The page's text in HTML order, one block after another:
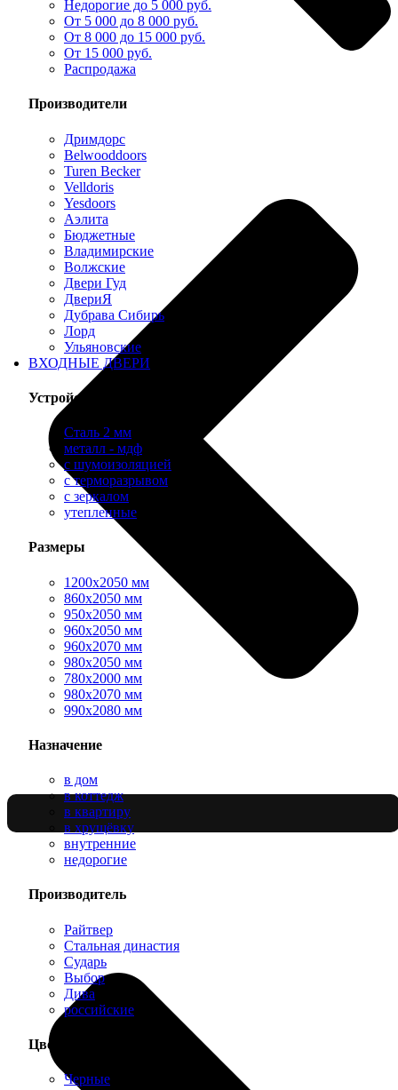
Недорогие до 5 000 руб.
От 5 000 до 8 000 руб.
От 8 000 до 15 000 руб.
От 15 000 руб.
Распродажа
Производители
Дримдорс
Belwooddoors
Turen Becker
Velldoris
Yesdoors
Аэлита
Бюджетные
Владимирские
Волжские
Двери Гуд
ДвериЯ
Дубрава Сибирь
Лорд
Ульяновские
ВХОДНЫЕ ДВЕРИ
Устройство
Сталь 2 мм
металл - мдф
с шумоизоляцией
с терморазрывом
с зеркалом
утепленные
Размеры
1200х2050 мм
860х2050 мм
950х2050 мм
960х2050 мм
960х2070 мм
980х2050 мм
780х2000 мм
980х2070 мм
990х2080 мм
Назначение
в дом
в коттедж
в квартиру
в хрущёвку
внутренние
недорогие
Производитель
Райтвер
Стальная династия
Сударь
Выбор
Дива
российские
Цвет
Черные